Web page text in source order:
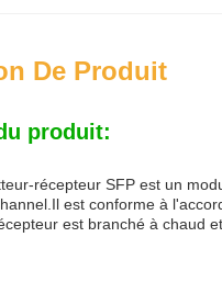
De Produit
produit:
récepteur SFP est un
est conforme à
est branché à chaud